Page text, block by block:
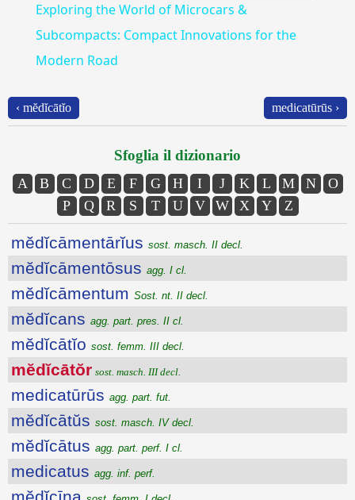
Exploring the World of Microcars &
Subcompacts: Compact Innovations for the
Modern Road
‹ mĕdĭcātĭo medicatūrūs ›
Sfoglia il dizionario
A B C D E F G H I J K L M N
O
P
Q R S T U V W X Y Z
mĕdĭcāmentārĭus sost. masch. II decl.
mĕdĭcāmentōsus agg. I cl.
mĕdĭcāmentum Sost. nt. II decl.
mĕdĭcans agg. part. pres. II cl.
mĕdĭcātĭo sost. femm. III decl.
mĕdĭcātŏr sost. masch. III decl.
medicatūrūs agg. part. fut.
mĕdĭcātŭs sost. masch. IV decl.
mĕdĭcātus agg. part. perf. I cl.
medicatus agg. inf. perf.